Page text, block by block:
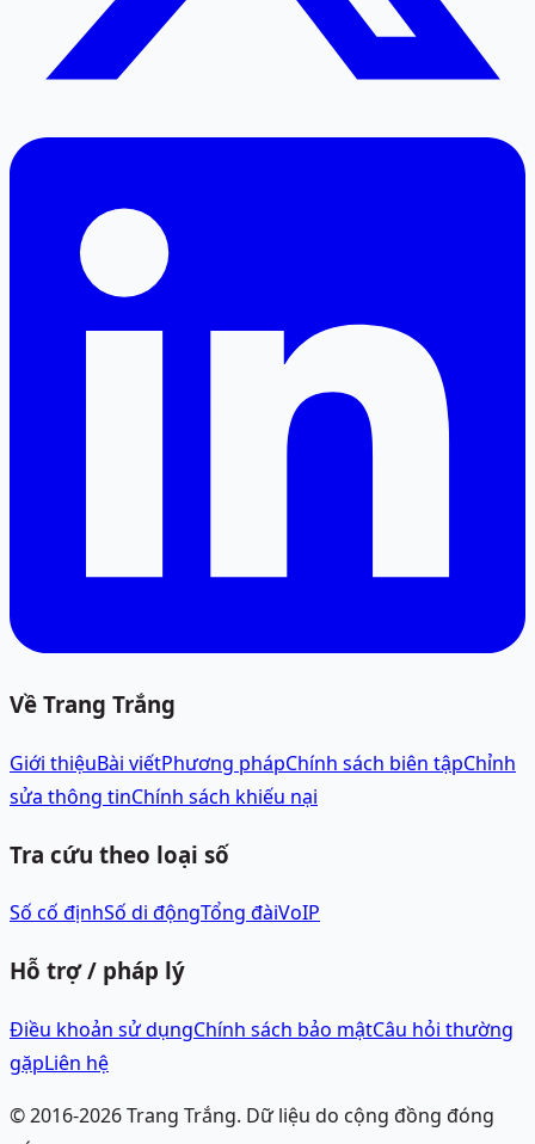
Về Trang Trắng
Giới thiệuBài viếtPhương phápChính sách biên tậpChỉnh
sửa thông tinChính sách khiếu nại
Tra cứu theo loại số
Số cố địnhSố di độngTổng đàiVoIP
Hỗ trợ / pháp lý
Điều khoản sử dụngChính sách bảo mậtCâu hỏi thường
gặpLiên hệ
© 2016-2026Trang Trắng. Dữ liệu do cộng đồng đóng